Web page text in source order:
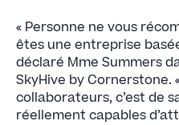
« Personne ne vous
êtes une entreprise
déclaré Mme Summers
SkyHive by Cornerstone.
collaborateurs, c’est de
réellement capables